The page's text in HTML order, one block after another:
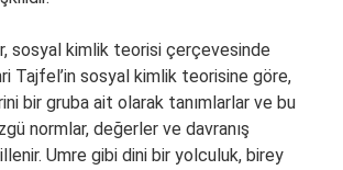
sosyal kimlik teorisi çerçevesinde
Tajfel’in sosyal kimlik teorisine göre,
bir gruba ait olarak tanımlarlar ve bu
normlar, değerler ve davranış
Umre gibi dini bir yolculuk, birey